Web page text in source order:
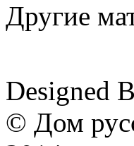
Другие
Designed
© Дом